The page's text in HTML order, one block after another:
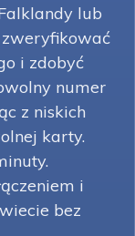
lub
zweryfikować
i zdobyć
numer
z niskich
karty.
i
bez